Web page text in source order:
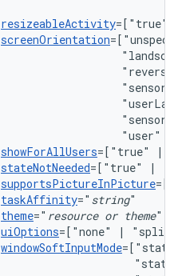
resizeableActivity=["true"
screenOrientation
"sensor"
"user"
showForAllUsers=["true"
|
stateNotNeeded=["true"
|
supportsPictureInPicture
taskAffinity=" string
theme=" resource or theme
uiOptions=["none"
|
windowSoftInputMode